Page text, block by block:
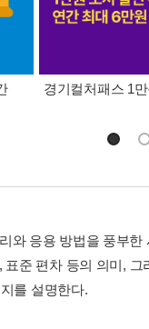
경기컬처패스 1
와 응용 방법을 풍부
준 편차 등의 의미,
를 설명한다.